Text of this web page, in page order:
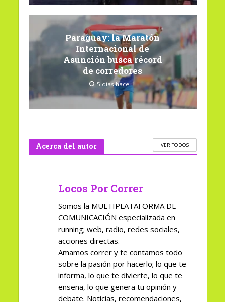
Paraguay: la Maratón
Internacional de
Asunción busca récord
de corredores
5 días hace
Acerca del autor VER TODOS
Locos Por Correr
Somos la MULTIPLATAFORMA DE
COMUNICACIÓN especializada en
running; web, radio, redes sociales,
acciones directas.
Amamos correr y te contamos todo
sobre la pasión por hacerlo; lo que te
informa, lo que te divierte, lo que te
enseña, lo que genera tu opinión y
debate. Noticias, recomendaciones,